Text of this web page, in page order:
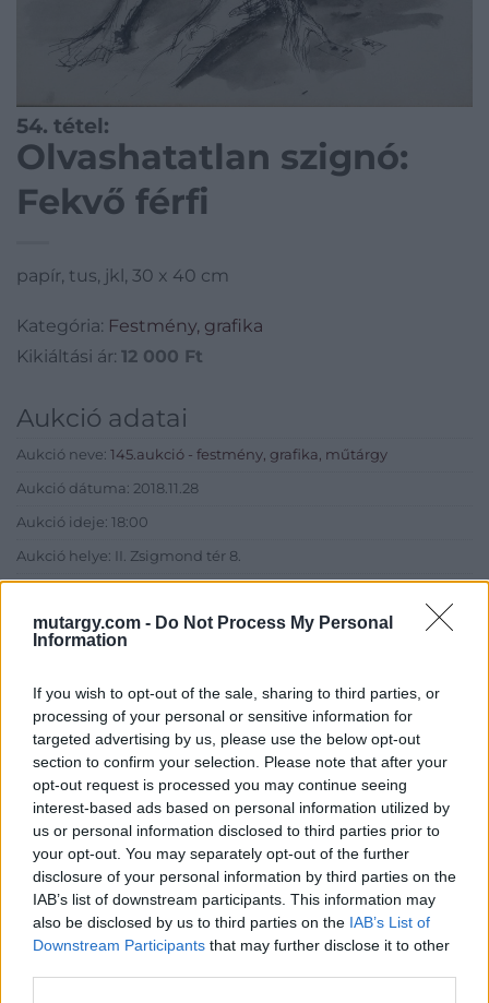
mutargy.com - Do Not Process My Personal
Information
If you wish to opt-out of the sale, sharing to third parties, or
processing of your personal or sensitive information for
targeted advertising by us, please use the below opt-out
section to confirm your selection. Please note that after your
opt-out request is processed you may continue seeing
interest-based ads based on personal information utilized by
us or personal information disclosed to third parties prior to
your opt-out. You may separately opt-out of the further
disclosure of your personal information by third parties on the
IAB’s list of downstream participants. This information may
also be disclosed by us to third parties on the IAB’s List of
Downstream Participants that may further disclose it to other
54. tétel:
Olvashatatlan szignó:
Fekvő férfi
papír, tus, jkl, 30 x 40 cm
Kategória: Festmény, grafika
Kikiáltási ár: 12 000 Ft
Aukció adatai
Aukció neve: 145.aukció - festmény, grafika, műtárgy
Aukció dátuma: 2018.11.28
Aukció ideje: 18:00
Aukció helye: II. Zsigmond tér 8.
Eladó:Műgyűjtők Háza Kft.
Műgyűjtők Háza kft.
1023.Bp. Zsigmond tér 11.
1023
Telefon: 18008123
Weboldal:
http://www.mugyujtokhaza.hu
Bemutatkozás: 2013 nyarán nyitottuk meg Galériánkat